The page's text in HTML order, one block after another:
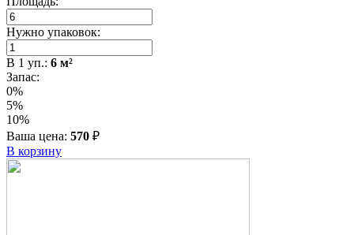
Нужно упаковок:
В 1 уп.: 6 м²
Запас:
0%
5%
10%
Ваша цена: 570 ₽
В корзину